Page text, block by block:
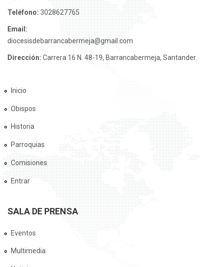
Teléfono: 3028627765
Email:
diocesisdebarrancabermeja@gmail.com
Dirección: Carrera 16 N. 48-19, Barrancabermeja, Santander.
Inicio
Obispos
Historia
Parroquias
Comisiones
Entrar
SALA DE PRENSA
Eventos
Multimedia